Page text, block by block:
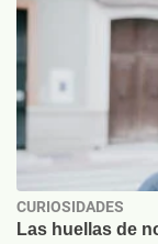
CURIOSIDADES
Las huellas de